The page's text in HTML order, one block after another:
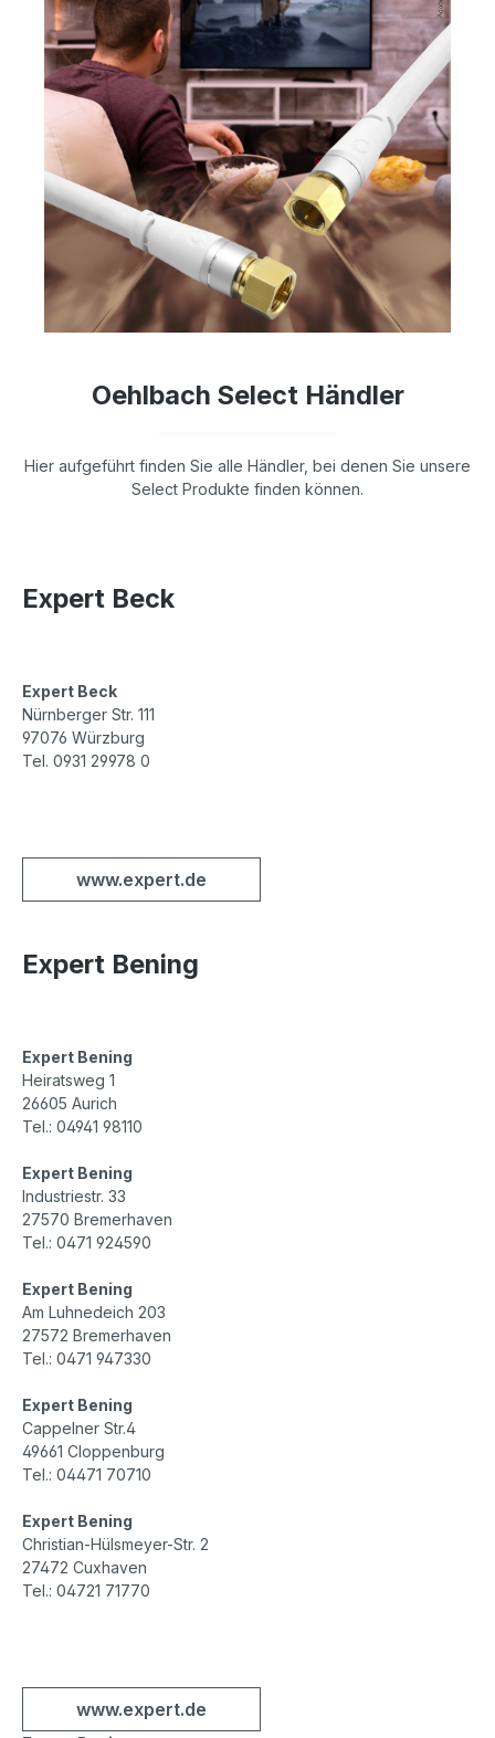
Oehlbach Select Händler
Hier aufgeführt finden Sie alle Händler, bei denen Sie unsere
Select Produkte finden können.
Expert Beck
Expert Beck
Nürnberger Str. 111
97076 Würzburg
Tel. 0931 29978 0
www.expert.de
Expert Bening
Expert Bening
Heiratsweg 1
26605 Aurich
Tel.: 04941 98110
Expert Bening
Industriestr. 33
27570 Bremerhaven
Tel.: 0471 924590
Expert Bening
Am Luhnedeich 203
27572 Bremerhaven
Tel.: 0471 947330
Expert Bening
Cappelner Str.4
49661 Cloppenburg
Tel.: 04471 70710
Expert Bening
Christian-Hülsmeyer-Str. 2
27472 Cuxhaven
Tel.: 04721 71770
www.expert.de